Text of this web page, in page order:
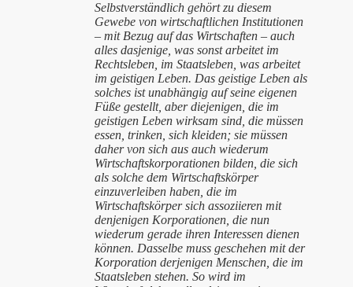
Selbstverständlich gehört zu diesem
Gewebe von wirtschaftlichen Institutionen
– mit Bezug auf das Wirtschaften – auch
alles dasjenige, was sonst arbeitet im
Rechtsleben, im Staatsleben, was arbeitet
im geistigen Leben. Das geistige Leben als
solches ist unabhängig auf seine eigenen
Füße gestellt, aber diejenigen, die im
geistigen Leben wirksam sind, die müssen
essen, trinken, sich kleiden; sie müssen
daher von sich aus auch wiederum
Wirtschaftskorporationen bilden, die sich
als solche dem Wirtschaftskörper
einzuverleiben haben, die im
Wirtschaftskörper sich assoziieren mit
denjenigen Korporationen, die nun
wiederum gerade ihren Interessen dienen
können. Dasselbe muss geschehen mit der
Korporation derjenigen Menschen, die im
Staatsleben stehen. So wird im